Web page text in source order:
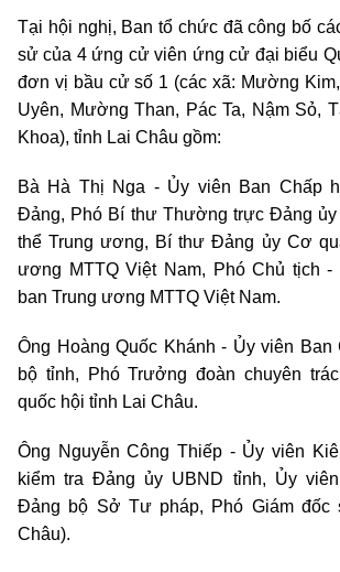
Tại hội nghị, Ban tổ chức đã công bố
sử của 4 ứng cử viên ứng cử đại biểu
đơn vị bầu cử số 1 (các xã: Mường
Uyên, Mường Than, Pác Ta, Nậm Sỏ,
Khoa), tỉnh Lai Châu gồm:
Bà Hà Thị Nga - Ủy viên Ban Chấp
Đảng, Phó Bí thư Thường trực Đảng ủy
thể Trung ương, Bí thư Đảng ủy Cơ
ương MTTQ Việt Nam, Phó Chủ tịch
ban Trung ương MTTQ Việt Nam.
Ông Hoàng Quốc Khánh - Ủy viên Ban
bộ tỉnh, Phó Trưởng đoàn chuyên
quốc hội tỉnh Lai Châu.
Ông Nguyễn Công Thiếp - Ủy viên
kiểm tra Đảng ủy UBND tỉnh, Ủy
Đảng bộ Sở Tư pháp, Phó Giám đốc
Châu).